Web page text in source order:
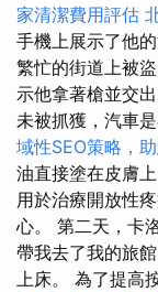
家清潔費用評估
手機上展示了他
繁忙的街道上被盜
示他拿著槍並交
未被抓獲，汽車
域性SEO策略，
油直接塗在皮膚
用於治療開放性
心。 第二天，卡
帶我去了我的旅
上床。 為了提高